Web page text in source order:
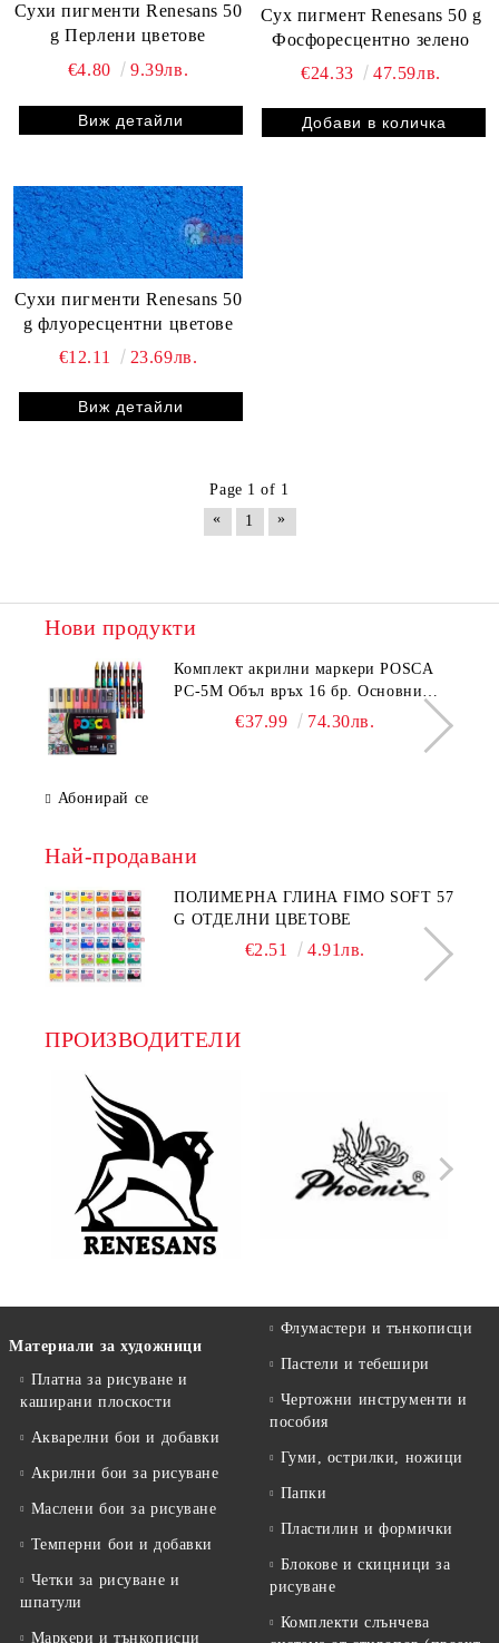
Сухи пигменти Renesans 50
g Перлени цветове
€4.80
9.39лв.
Виж детайли
Сух пигмент Renesans 50 g
Фосфоресцентно зелено
€24.33
47.59лв.
Сухи пигменти Renesans 50
g флуоресцентни цветове
€12.11
23.69лв.
Виж детайли
Page 1 of 1
«
1 »
Нови продукти
Комплeкт акрилни маркери POSCA
PC-5M Объл връх 16 бр. Основни
€37.99 74.30лв.
Абонирай се
Най-продавани
ПОЛИМЕРНА ГЛИНА FIMO SOFT 57
G ОТДЕЛНИ ЦВЕТОВЕ
€2.51 4.91лв.
ПРОИЗВОДИТЕЛИ
Материали за художници
Платна за рисуване и
каширани плоскости
Акварелни бои и добавки
Акрилни бои за рисуване
Маслени бои за рисуване
Темперни бои и добавки
Четки за рисуване и
шпатули
Маркери и тънкописци
Флумастери и тънкописци
Пастели и тебешири
Чертожни инструменти и
пособия
Гуми, острилки, ножици
Папки
Пластилин и формички
Блокове и скицници за
рисуване
Комплекти слънчева